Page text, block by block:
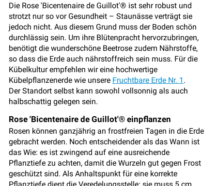
Die Rose 'Bicentenaire de Guillot'® ist sehr robust und
strotzt nur so vor Gesundheit – Staunässe verträgt sie
jedoch nicht. Aus diesem Grund muss der Boden schön
durchlässig sein. Um ihre Blütenpracht hervorzubringen,
benötigt die wunderschöne Beetrose zudem Nährstoffe,
so dass die Erde auch nährstoffreich sein muss. Für die
Kübelkultur empfehlen wir eine hochwertige
Kübelpflanzenerde wie unsere Fruchtbare Erde Nr. 1 .
Der Standort selbst kann sowohl vollsonnig als auch
halbschattig gelegen sein.
Rose 'Bicentenaire de Guillot'® einpflanzen
Rosen können ganzjährig an frostfreien Tagen in die Erde
gebracht werden. Noch entscheidender als das Wann ist
das Wie: es ist zwingend auf eine ausreichende
Pflanztiefe zu achten, damit die Wurzeln gut gegen Frost
geschützt sind. Als Anhaltspunkt für eine korrekte